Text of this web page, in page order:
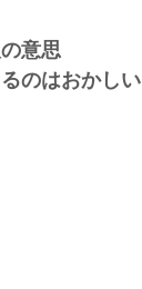
意思
のはおかしい